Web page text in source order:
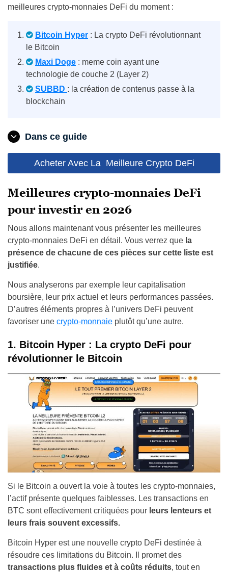
meilleures crypto-monnaies DeFi du moment :
Bitcoin Hyper : La crypto DeFi révolutionnant
le Bitcoin
Maxi Doge : meme coin ayant une
technologie de couche 2 (Layer 2)
SUBBD : la création de contenus passe à la
blockchain
Dans ce guide
Acheter Avec La Meilleure Crypto DeFi
Meilleures crypto-monnaies DeFi
pour investir en 2026
Nous allons maintenant vous présenter les meilleures
crypto-monnaies DeFi en détail. Vous verrez que la
présence de chacune de ces pièces sur cette liste est
justifiée.
Nous analyserons par exemple leur capitalisation
boursière, leur prix actuel et leurs performances passées.
D’autres éléments propres à l’univers DeFi peuvent
favoriser une crypto-monnaie plutôt qu’une autre.
1. Bitcoin Hyper : La crypto DeFi pour
révolutionner le Bitcoin
Si le Bitcoin a ouvert la voie à toutes les crypto-monnaies,
l’actif présente quelques faiblesses. Les transactions en
BTC sont effectivement critiquées pour leurs lenteurs et
leurs frais souvent excessifs.
Bitcoin Hyper est une nouvelle crypto DeFi destinée à
résoudre ces limitations du Bitcoin. Il promet des
transactions plus fluides et à coûts réduits, tout en